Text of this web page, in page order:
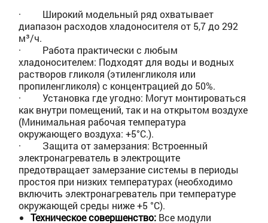
· Широкий модельный ряд охватывает
диапазон расходов хладоносителя от 5,7 до 292
м³/ч.
· Работа практически с любым
хладоносителем: Подходят для воды и водных
растворов гликоля (этиленгликоля или
пропиленгликоля) с концентрацией до 50%.
· Установка где угодно: Могут монтироваться
как внутри помещений, так и на открытом воздухе
(Минимальная рабочая температура
окружающего воздуха: +5°C.).
· Защита от замерзания: Встроенный
электронагреватель в электрощите
предотвращает замерзание системы в периоды
простоя при низких температурах (необходимо
включить электронагреватель при температуре
окружающей среды ниже +5 °С).
Техническое совершенство: Все модули